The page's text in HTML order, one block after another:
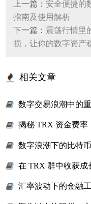
上一篇： 安全便捷的
指南及使用解析
下一篇： 震荡行情里
损，让你的数字资产
相关文章
数字交易浪潮中的
揭秘 TRX 资金费率
数字浪潮下的比特
在 TRX 群中收获成
汇率波动下的金融